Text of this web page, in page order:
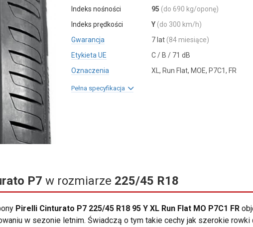
Indeks nośności
95 (do 690 kg/oponę)
Indeks prędkości
Y (do 300 km/h)
Gwarancja
7 lat (84 miesiące)
Etykieta UE
C / B / 71 dB
Oznaczenia
XL, Run Flat, MOE, P7C1, FR
Pełna specyfikacja
P7 w rozmiarze 225/45 R18
Pirelli Cinturato P7 225/45 R18 95 Y XL Run Flat MO P7C1 FR
w sezonie letnim. Świadczą o tym takie cechy jak szerokie